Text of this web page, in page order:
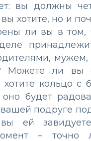
вы должны
хотите, но и
ли вы в том,
мужем,
Можете ли вы
хотите кольцо с
оно будет
подруге
ей
– точно